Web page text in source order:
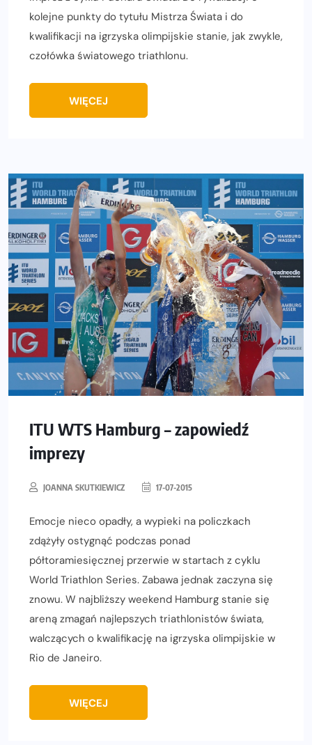
kolejne punkty do tytułu Mistrza Świata i do
kwalifikacji na igrzyska olimpijskie stanie, jak zwykle,
czołówka światowego triathlonu.
WIĘCEJ
ITU WTS Hamburg – zapowiedź
imprezy
JOANNA SKUTKIEWICZ 17-07-2015
Emocje nieco opadły, a wypieki na policzkach
zdążyły ostygnąć podczas ponad
półtoramiesięcznej przerwie w startach z cyklu
World Triathlon Series. Zabawa jednak zaczyna się
znowu. W najbliższy weekend Hamburg stanie się
areną zmagań najlepszych triathlonistów świata,
walczących o kwalifikację na igrzyska olimpijskie w
Rio de Janeiro.
WIĘCEJ